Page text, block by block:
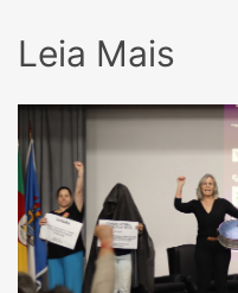
Leia Mais